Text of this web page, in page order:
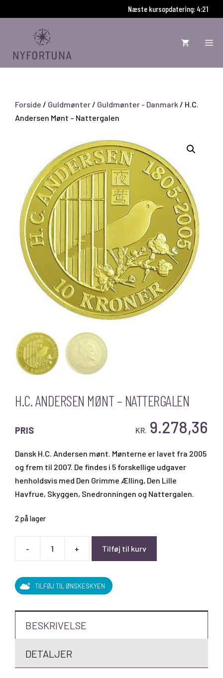
til
Næste kursopdatering: 4:20
Forside / Guldmønter / Guldmønter - Danmark / H.C.
Andersen Mønt – Nattergalen
H.C. ANDERSEN MØNT – NATTERGALEN
PRIS KR. 9.278,36
Dansk H.C. Andersen mønt. Mønterne er lavet fra 2005
og frem til 2007. De findes i 5 forskellige udgaver
henholdsvis med Den Grimme Ælling, Den Lille
Havfrue, Skyggen, Snedronningen og Nattergalen.
2 på lager
-
Mønt
-
Nattergalen
+ Tilføj til kurv
TILFØJ TIL ØNSKESKYEN
BESKRIVELSE
DETALJER